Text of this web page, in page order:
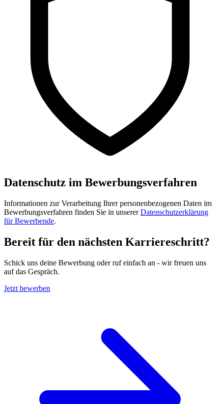
Datenschutz im Bewerbungsverfahren
Informationen zur Verarbeitung Ihrer personenbezogenen Daten im
Bewerbungsverfahren finden Sie in unsererDatenschutzerklärung
für Bewerbende.
Bereit für den nächsten Karriereschritt?
Schick uns deine Bewerbung oder ruf einfach an - wir freuen uns
auf das Gespräch.
Jetzt bewerben